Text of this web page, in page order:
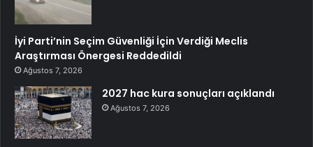
İyi Parti’nin Seçim Güvenliği İçin Verdiği Meclis
Araştırması Önergesi Reddedildi
Ağustos 7, 2026
2027 hac kura sonuçları açıklandı
Ağustos 7, 2026